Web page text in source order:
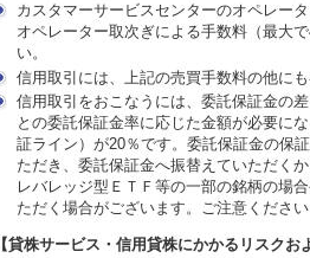
カスタマーサービスセンターのオペレー
オペレーター取次ぎによる手数料（最大
い。
信用取引には、上記の売買手数料の他に
信用取引をおこなうには、委託保証金の
との委託保証金率に応じた金額が必要に
証ライン）が20％です。委託保証金の保
ただき、委託保証金へ振替えていただく
レバレッジ型ＥＴＦ等の一部の銘柄の場
ただく場合がございます。ご注意くださ
【貸株サービス・信用貸株にかかるリスクお